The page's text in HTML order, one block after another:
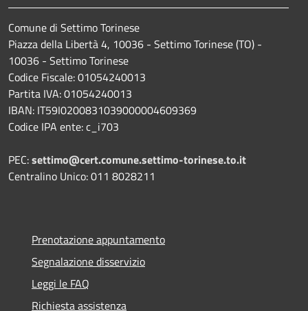
Comune di Settimo Torinese
Piazza della Libertà 4, 10036 - Settimo Torinese (TO) -
10036 - Settimo Torinese
Codice Fiscale: 01054240013
Partita IVA: 01054240013
IBAN: IT59I0200831039000004609369
Codice IPA ente: c_i703
PEC:settimo@cert.comune.settimo-torinese.to.it
Centralino Unico: 011 8028211
Prenotazione appuntamento
Segnalazione disservizio
Leggi le FAQ
Richiesta assistenza